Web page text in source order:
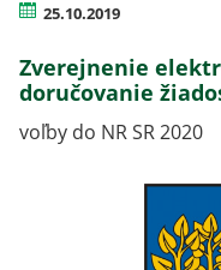
25.10.2019
Zverejnenie
doručovanie
voľby do NR SR 2020